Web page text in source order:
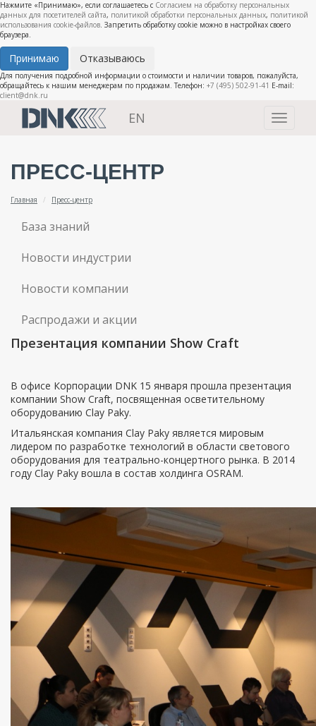
Нажмите «Принимаю», если соглашаетесь с Согласием на обработку персональных
данных для посетителей сайта, политикой обработки персональных данных, политикой
использования cookie-файлов. Запретить обработку cookie можно в настройках своего
браузера.
Принимаю Отказываюсь
Для получения подробной информации о стоимости и наличии товаров, пожалуйста,
обращайтесь к нашим менеджерам по продажам. Телефон: +7 (495) 502-91-41 E-mail:
client@dnk.ru
Toggle
EN
ПРЕСС-ЦЕНТР
Главная Пресс-центр
База знаний
Новости индустрии
Новости компании
Распродажи и акции
Презентация компании Show Craft
В офисе Корпорации DNK 15 января прошла презентация
компании Show Craft, посвященная осветительному
оборудованию Clay Paky.
Итальянская компания Clay Paky является мировым
лидером по разработке технологий в области светового
оборудования для театрально-концертного рынка. В 2014
году Clay Paky вошла в состав холдинга OSRAM.